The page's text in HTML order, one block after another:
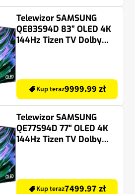
Telewizor SAMSUNG
QE83S94D 83” OLED 4K
144Hz Tizen TV Dolby
Kup teraz9999.99 zł
Telewizor SAMSUNG
QE77S94D 77" OLED 4K
144Hz Tizen TV Dolby
Kup teraz7499.97 zł